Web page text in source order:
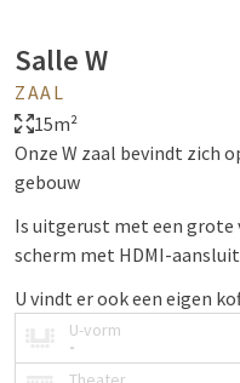
Salle W
ZAAL
15m²
Onze W zaal bevindt zich
gebouw
Is uitgerust met een grote
scherm met HDMI-
U vindt er ook een eigen
U-vorm
-